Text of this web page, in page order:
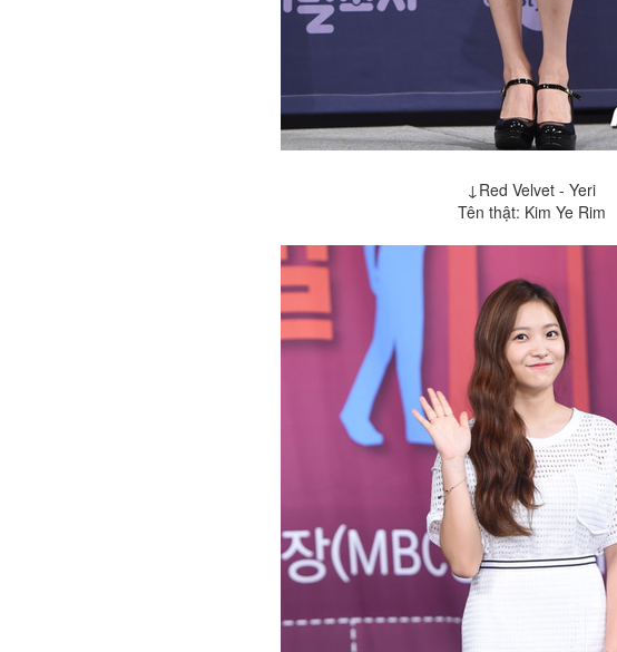
↓Red Velvet - Yeri
Tên thật: Kim Ye Rim